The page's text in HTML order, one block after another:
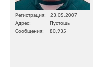
Регистрация
23.05.2007
Адрес
Пустошь
Сообщения
80,935